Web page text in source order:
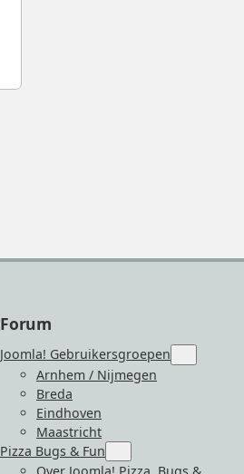
Forum
Joomla! Gebruikersgroepen
for
Arnhem / Nijmegen
Breda
Eindhoven
Maastricht
Pizza Bugs & Fun
for